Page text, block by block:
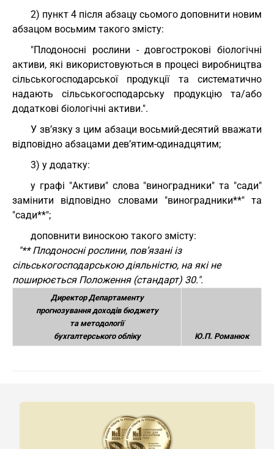
2) пункт 4 після абзацу сьомого доповнити новим
абзацом восьмим такого змісту:
"Плодоносні рослини - довгострокові біологічні
активи, які використовуються в процесі виробництва
сільськогосподарської продукції та систематично
надають сільськогосподарську продукцію та/або
додаткові біологічні активи.".
У зв’язку з цим абзаци восьмий-десятий вважати
відповідно абзацами дев’ятим-одинадцятим;
3) у додатку:
у графі "Активи" слова "виноградники" та "сади"
замінити відповідно словами "виноградники**" та
"сади**";
доповнити виноскою такого змісту:
"** Плодоносні рослини, пов’язані із
сільськогосподарською діяльністю, на які не
поширюється Положення (стандарт) 30.".
Директор Департаменту
прогнозування доходів бюджету
та методології
бухгалтерського обліку
Ю.П. Романюк